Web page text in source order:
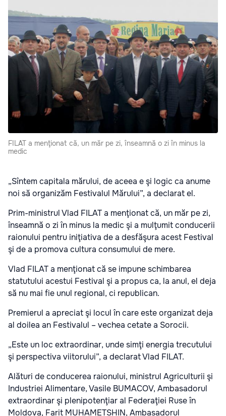
FILAT a menţionat că, un măr pe zi, înseamnă o zi în minus la
medic
„Sîntem capitala mărului, de aceea e şi logic ca anume
noi să organizăm Festivalul Mărului”, a declarat el.
Prim-ministrul Vlad FILAT a menţionat că, un măr pe zi,
înseamnă o zi în minus la medic şi a mulţumit conducerii
raionului pentru iniţiativa de a desfăşura acest Festival
şi de a promova cultura consumului de mere.
Vlad FILAT a menţionat că se impune schimbarea
statutului acestui Festival şi a propus ca, la anul, el deja
să nu mai fie unul regional, ci republican.
Premierul a apreciat şi locul în care este organizat deja
al doilea an Festivalul – vechea cetate a Sorocii.
„Este un loc extraordinar, unde simţi energia trecutului
şi perspectiva viitorului”, a declarat Vlad FILAT.
Alături de conducerea raionului, ministrul Agriculturii şi
Industriei Alimentare, Vasile BUMACOV, Ambasadorul
extraordinar şi plenipotenţiar al Federaţiei Ruse în
Moldova, Farit MUHAMETSHIN, Ambasadorul